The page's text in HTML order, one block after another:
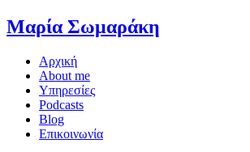
Μαρία Σωμαράκη
Αρχική
About me
Υπηρεσίες
Podcasts
Blog
Επικοινωνία